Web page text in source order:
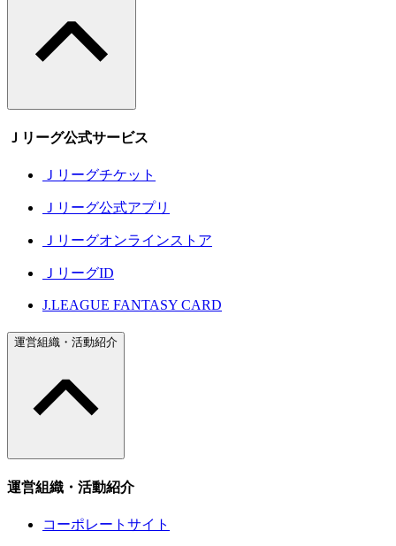
Ｊリーグ公式サービス
Ｊリーグチケット
Ｊリーグ公式アプリ
Ｊリーグオンラインストア
ＪリーグID
J.LEAGUE FANTASY CARD
運営組織・活動紹介
運営組織・活動紹介
コーポレートサイト